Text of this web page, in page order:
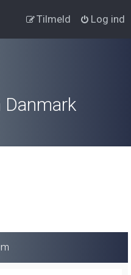
Log ind
Tilmeld
Danmark